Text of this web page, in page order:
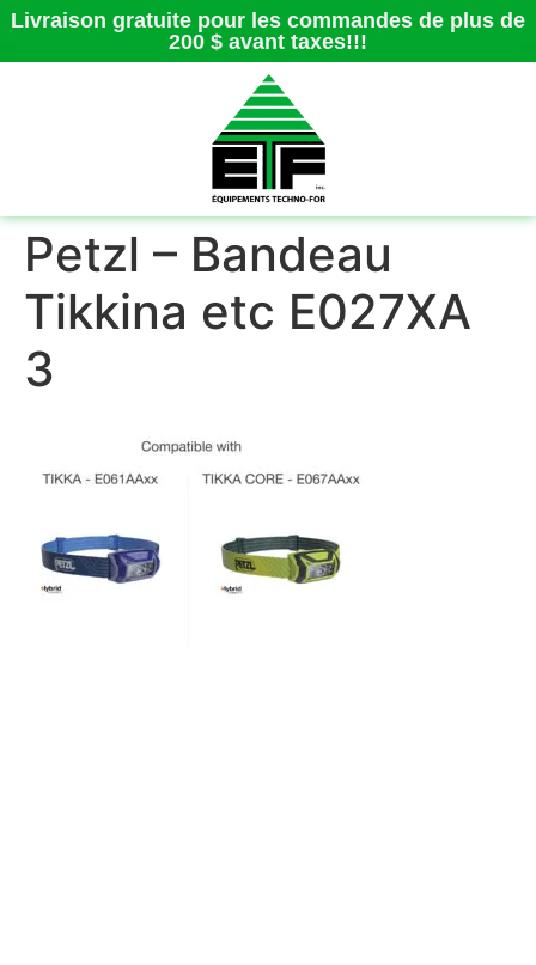
Livraison gratuite pour les commandes de plus de
200 $ avant taxes!!!
Petzl – Bandeau
Tikkina etc E027XA
3